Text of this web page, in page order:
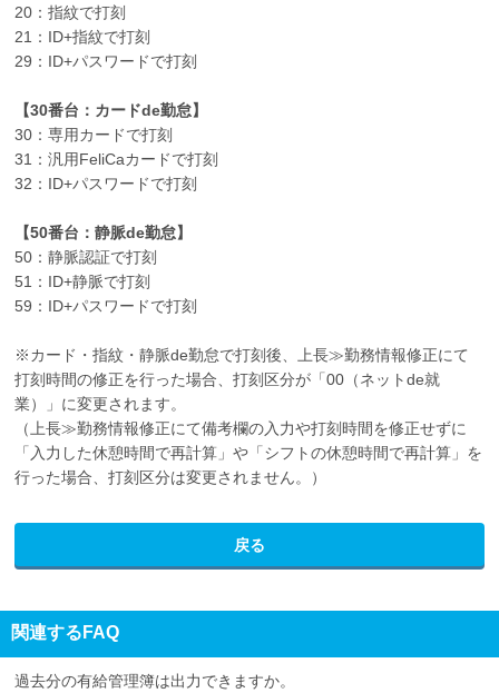
20：指紋で打刻
21：ID+指紋で打刻
29：ID+パスワードで打刻
【30番台：カードde勤怠】
30：専用カードで打刻
31：汎用FeliCaカードで打刻
32：ID+パスワードで打刻
【50番台：静脈de勤怠】
50：静脈認証で打刻
51：ID+静脈で打刻
59：ID+パスワードで打刻
※カード・指紋・静脈de勤怠で打刻後、上長≫勤務情報修正にて
打刻時間の修正を行った場合、打刻区分が「00（ネットde就
業）」に変更されます。
（上長≫勤務情報修正にて備考欄の入力や打刻時間を修正せずに
「入力した休憩時間で再計算」や「シフトの休憩時間で再計算」を
行った場合、打刻区分は変更されません。）
戻る
関連するFAQ
過去分の有給管理簿は出力できますか。